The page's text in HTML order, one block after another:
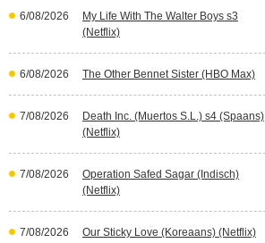
6/08/2026
My Life With The Walter Boys s3
(Netflix)
6/08/2026 The Other Bennet Sister (HBO Max)
7/08/2026
Death Inc. (Muertos S.L.) s4 (Spaans)
(Netflix)
7/08/2026
Operation Safed Sagar (Indisch)
(Netflix)
7/08/2026 Our Sticky Love (Koreaans) (Netflix)